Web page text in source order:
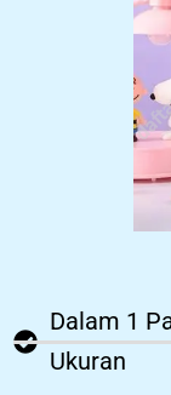
Dalam 1
Ukuran